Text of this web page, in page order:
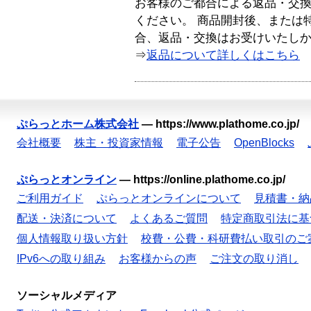
お客様のご都合による返品・交
ください。 商品開封後、または
合、返品・交換はお受けいたし
⇒返品について詳しくはこちら
ぷらっとホーム株式会社 — https://www.plathome.co.jp/
会社概要
株主・投資家情報 電子公告 OpenBlocks
ぷらっとオンライン — https://online.plathome.co.jp/
ご利用ガイド
ぷらっとオンラインについて
見積書・
配送・決済について
よくあるご質問
特定商取引法に
個人情報取り扱い方針
校費・公費・科研費払い取引のご
IPv6への取り組み
お客様からの声 ご注文の取り消し
ソーシャルメディア